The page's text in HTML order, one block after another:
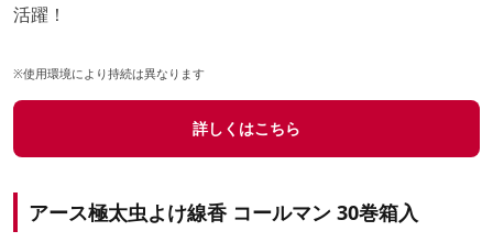
活躍！
※使用環境により持続は異なります
詳しくはこちら
アース極太虫よけ線香 コールマン 30巻箱入